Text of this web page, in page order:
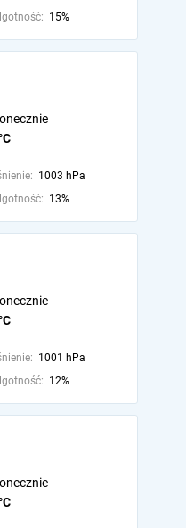
15%
1003 hPa
13%
1001 hPa
12%